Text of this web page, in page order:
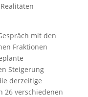
mit den
Fraktionen
Steigerung
derzeitige
26 verschiedenen